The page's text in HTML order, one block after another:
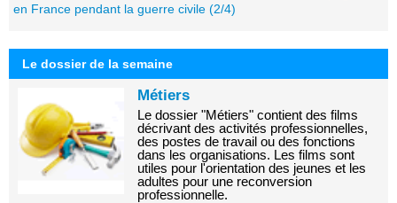
en France pendant la guerre civile (2/4)
Le dossier de la semaine
Métiers
Le dossier "Métiers" contient des films
décrivant des activités professionnelles,
des postes de travail ou des fonctions
dans les organisations. Les films sont
utiles pour l'orientation des jeunes et les
adultes pour une reconversion
professionnelle.